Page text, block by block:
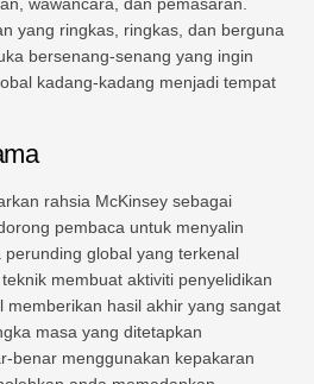
wawancara, dan pemasaran.
yang ringkas, ringkas, dan berguna
bersenang-senang yang ingin
kadang-kadang menjadi tempat
rahsia McKinsey sebagai
pembaca untuk menyalin
global yang terkenal
membuat aktiviti penyelidikan
memberikan hasil akhir yang sangat
masa yang ditetapkan
benar menggunakan kepakaran